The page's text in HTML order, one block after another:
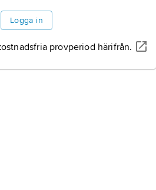
Logga in
provperiod härifrån.